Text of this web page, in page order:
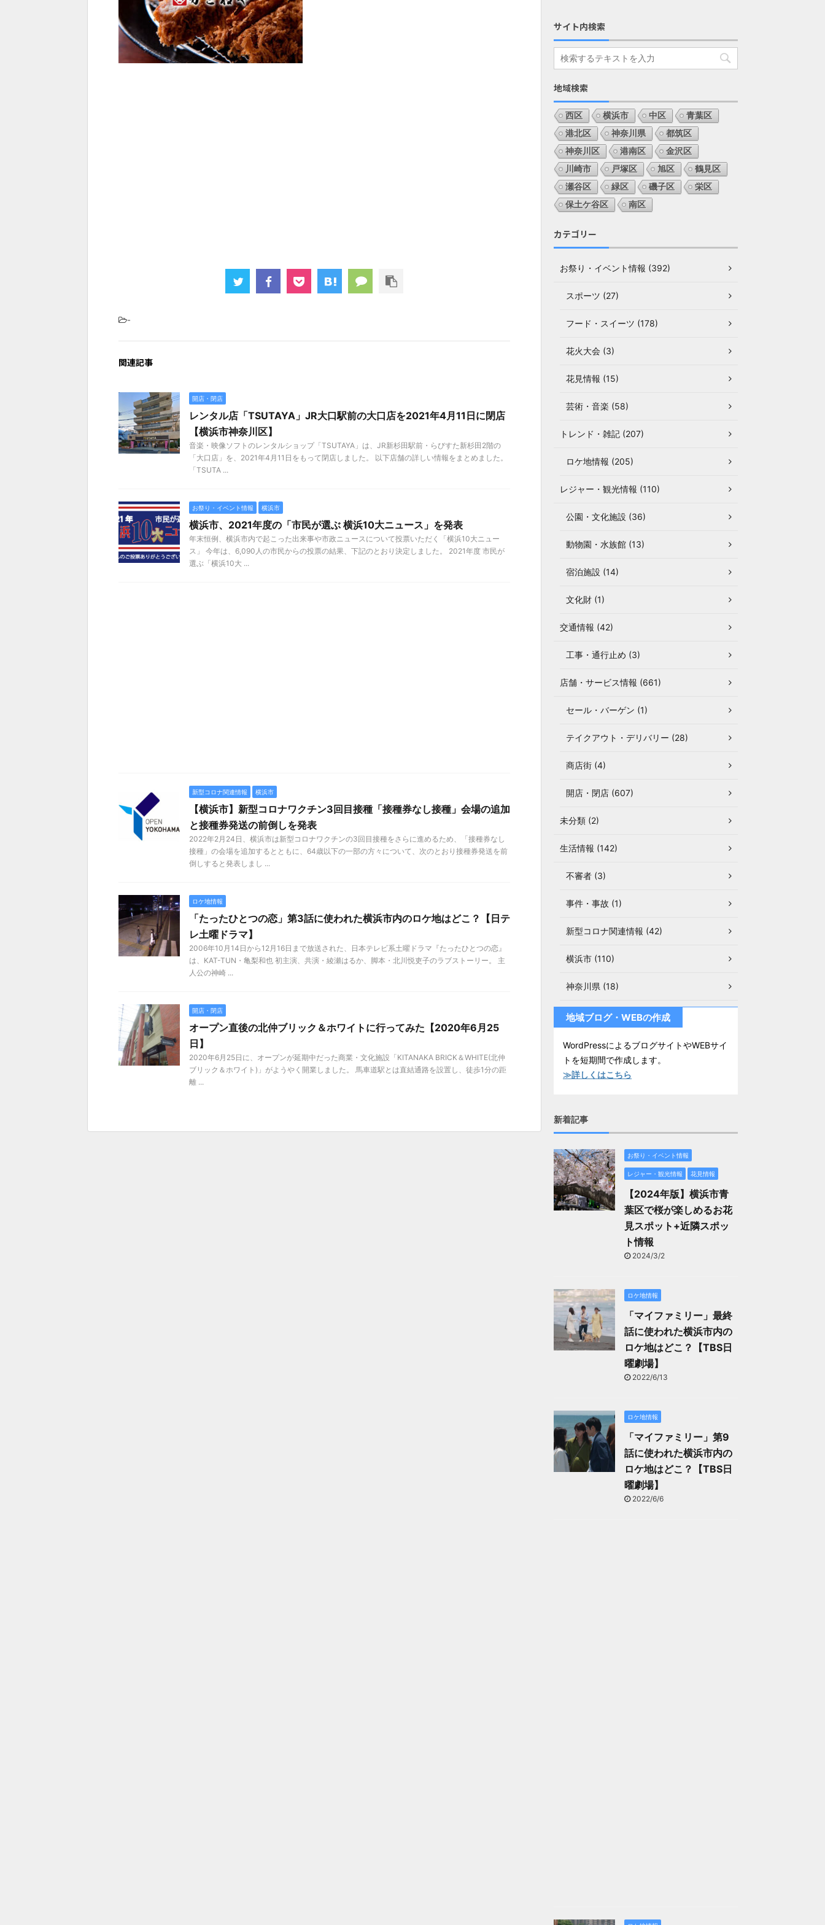
-
関連記事
開店・閉店
レンタル店「TSUTAYA」JR大口駅前の大口店を2021年4月11日に閉店
【横浜市神奈川区】
音楽・映像ソフトのレンタルショップ「TSUTAYA」は、JR新杉田駅前・らびすた新杉田2階の
「大口店」を、2021年4月11日をもって閉店しました。 以下店舗の詳しい情報をまとめました。
「TSUTA ...
お祭り・イベント情報 横浜市
横浜市、2021年度の「市民が選ぶ 横浜10大ニュース」を発表
年末恒例、横浜市内で起こった出来事や市政ニュースについて投票いただく「横浜10⼤ニュー
ス」 今年は、6,090⼈の市⺠からの投票の結果、下記のとおり決定しました。 2021年度 市民が
選ぶ「横浜10大 ...
新型コロナ関連情報 横浜市
【横浜市】新型コロナワクチン3回目接種「接種券なし接種」会場の追加
と接種券発送の前倒しを発表
2022年2月24日、横浜市は新型コロナワクチンの3回目接種をさらに進めるため、「接種券なし
接種」の会場を追加するとともに、64歳以下の一部の方々について、次のとおり接種券発送を前
倒しすると発表しまし ...
ロケ地情報
「たったひとつの恋」第3話に使われた横浜市内のロケ地はどこ？【日テ
レ土曜ドラマ】
2006年10月14日から12月16日まで放送された、日本テレビ系土曜ドラマ『たったひとつの恋』
は、KAT-TUN・亀梨和也 初主演、共演・綾瀬はるか、脚本・北川悦吏子のラブストーリー。 主
人公の神崎 ...
開店・閉店
オープン直後の北仲ブリック＆ホワイトに行ってみた【2020年6月25
日】
2020年6月25日に、オープンが延期中だった商業・文化施設「KITANAKA BRICK＆WHITE(北仲
ブリック＆ホワイト)」がようやく開業しました。 馬車道駅とは直結通路を設置し、徒歩1分の距
離 ...
サイト内検索
地域検索
西区 横浜市 中区
青葉区
港北区
神奈川県
都筑区
神奈川区
港南区
金沢区
川崎市
戸塚区 旭区
鶴見区
瀬谷区
緑区 磯子区
栄区
保土ケ谷区
南区
カテゴリー
お祭り・イベント情報 (392)
スポーツ (27)
フード・スイーツ (178)
花火大会 (3)
花見情報 (15)
芸術・音楽 (58)
トレンド・雑記 (207)
ロケ地情報 (205)
レジャー・観光情報 (110)
公園・文化施設 (36)
動物園・水族館 (13)
宿泊施設 (14)
文化財 (1)
交通情報 (42)
工事・通行止め (3)
店舗・サービス情報 (661)
セール・バーゲン (1)
テイクアウト・デリバリー (28)
商店街 (4)
開店・閉店 (607)
未分類 (2)
生活情報 (142)
不審者 (3)
事件・事故 (1)
新型コロナ関連情報 (42)
横浜市 (110)
神奈川県 (18)
地域ブログ・WEBの作成
WordPressによるブログサイトやWEBサイ
トを短期間で作成します。
≫詳しくはこちら
新着記事
お祭り・イベント情報
レジャー・観光情報 花見情報
【2024年版】横浜市青
葉区で桜が楽しめるお花
見スポット+近隣スポッ
ト情報
2024/3/2
ロケ地情報
「マイファミリー」最終
話に使われた横浜市内の
ロケ地はどこ？【TBS日
曜劇場】
2022/6/13
ロケ地情報
「マイファミリー」第9
話に使われた横浜市内の
ロケ地はどこ？【TBS日
曜劇場】
2022/6/6